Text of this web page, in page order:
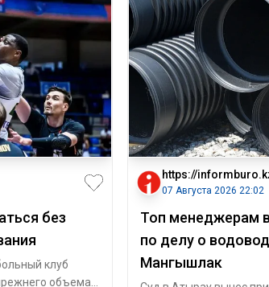
без
клуб
объема
https://
07 Августа 2026 22:02
Топ менеджерам
по делу о
Мангышлак